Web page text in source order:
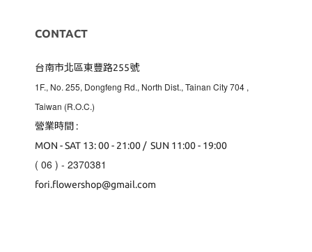
CONTACT
台南市北區東豐路255號
1F., No. 255, Dongfeng Rd., North Dist., Tainan City 704 ,
Taiwan (R.O.C.)
營業時間 :
MON - SAT 13: 00 - 21:00 / SUN 11:00 - 19:00
( 06 ) - 2370381
fori.flowershop@gmail.com